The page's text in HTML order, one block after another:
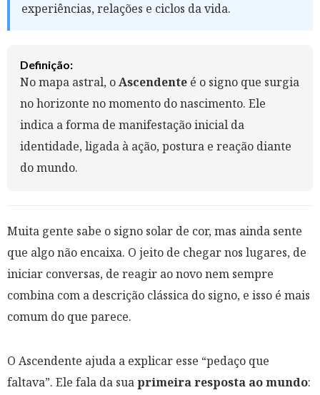
experiências, relações e ciclos da vida.
Definição:
No mapa astral, oAscendente é o signo que surgia
no horizonte no momento do nascimento. Ele
indica a forma de manifestação inicial da
identidade, ligada à ação, postura e reação diante
do mundo.
Muita gente sabe o signo solar de cor, mas ainda sente
que algo não encaixa. O jeito de chegar nos lugares, de
iniciar conversas, de reagir ao novo nem sempre
combina com a descrição clássica do signo, e isso é mais
comum do que parece.
O Ascendente ajuda a explicar esse “pedaço que
faltava”. Ele fala da suaprimeira resposta ao mundo: